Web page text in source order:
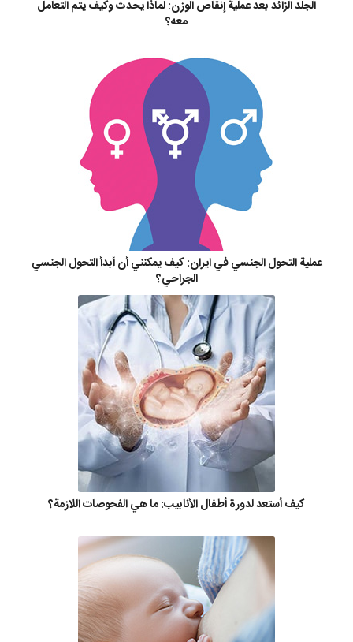
الجلد الزائد بعد عملية إنقاص الوزن: لماذا يحدث وكيف يتم التعامل
معه؟
عملية التحول الجنسي في ايران: كيف يمكنني أن أبدأ التحول الجنسي
الجراحي؟
كيف أستعد لدورة أطفال الأنابيب: ما هي الفحوصات اللازمة؟